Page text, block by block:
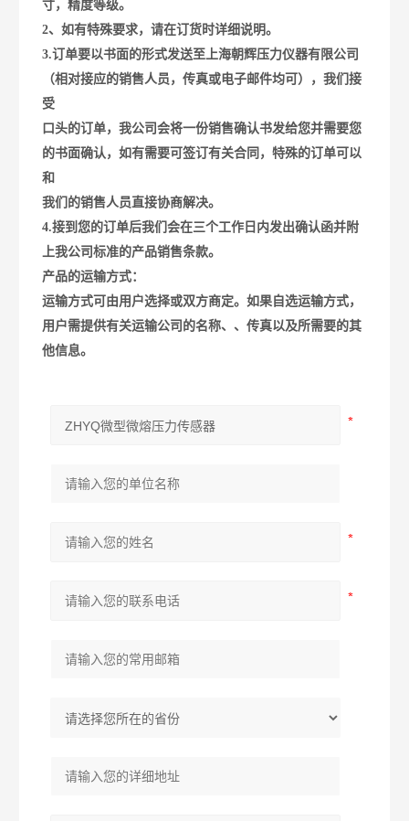
寸，精度等级。
2、如有特殊要求，请在订货时详细说明。
3.订单要以书面的形式发送至上海朝辉压力仪器有限公司
（相对接应的销售人员，传真或电子邮件均可），我们接
受
口头的订单，我公司会将一份销售确认书发给您并需要您
的书面确认，如有需要可签订有关合同，特殊的订单可以
和
我们的销售人员直接协商解决。
4.接到您的订单后我们会在三个工作日内发出确认函并附
上我公司标准的产品销售条款。
产品的运输方式：
运输方式可由用户选择或双方商定。如果自选运输方式，
用户需提供有关运输公司的名称、、传真以及所需要的其
他信息。